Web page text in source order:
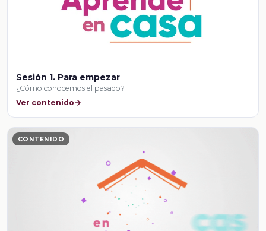
Sesión 1. Para empezar
¿Cómo conocemos el pasado?
Ver contenido
CONTENIDO